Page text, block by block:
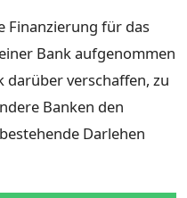
Finanzierung für das
Bank aufgenommen
darüber verschaffen, zu
Banken den
Darlehen